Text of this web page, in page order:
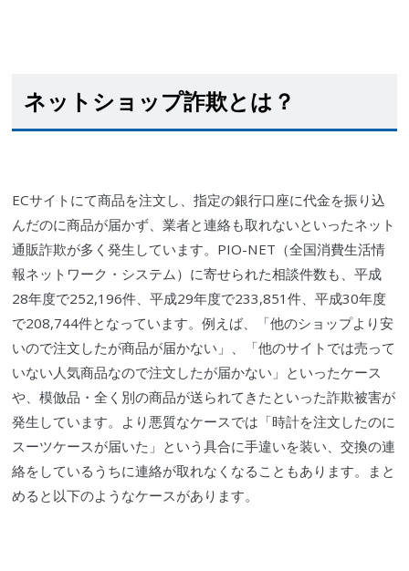
ネットショップ詐欺とは？
ECサイト にて商品を注文し、指定の銀行口座に代金を振り込
んだのに商品が届かず、業者と連絡も取れないといったネット
通販詐欺が多く発生しています。PIO-NET（全国消費生活情
報ネットワーク・システム）に寄せられた相談件数も、平成
28年度で252,196件、平成29年度で233,851件、平成30年度
で208,744件となっています。例えば、「他のショップより安
いので注文したが商品が届かない」、「他のサイトでは売って
いない人気商品なので注文したが届かない」といったケース
や、模倣品・全く別の商品が送られてきたといった詐欺被害が
発生しています。より悪質なケースでは「時計を注文したのに
スーツケースが届いた」という具合に手違いを装い、交換の連
絡をしているうちに連絡が取れなくなることもあります。まと
めると以下のようなケースがあります。